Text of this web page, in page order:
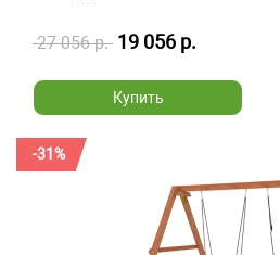
27 056 р. 19 056 р.
Купить
-31%